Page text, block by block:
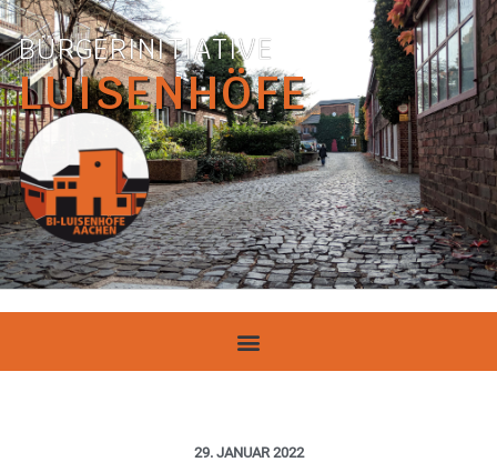
BÜRGERINITIATIVE
LUISENHÖFE
29. JANUAR 2022